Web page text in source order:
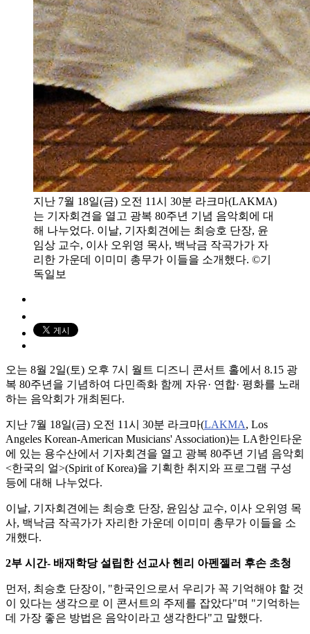
지난 7월 18일(금) 오전 11시 30분 라크마(LAKMA)
는 기자회견을 열고 광복 80주년 기념 음악회에 대
해 나누었다. 이날, 기자회견에는 최승호 단장, 윤
임상 교수, 이사 오위영 목사, 백낙금 작곡가가 자
리한 가운데 이미미 총무가 이들을 소개했다. ©기
독일보
오는 8월 2일(토) 오후 7시 월트 디즈니 콘서트 홀에서 8.15 광
복 80주년을 기념하여 다민족화 함께 자유· 연합· 평화를 노래
하는 음악회가 개최된다.
지난 7월 18일(금) 오전 11시 30분 라크마(LAKMA, Los
Angeles Korean-American Musicians' Association)는 LA한인타운
에 있는 용수산에서 기자회견을 열고 광복 80주년 기념 음악회
<한국의 얼>(Spirit of Korea)을 기획한 취지와 프로그램 구성
등에 대해 나누었다.
이날, 기자회견에는 최승호 단장, 윤임상 교수, 이사 오위영 목
사, 백낙금 작곡가가 자리한 가운데 이미미 총무가 이들을 소
개했다.
2부 시간- 배재학당 설립한 선교사 헨리 아펜젤러 후손 초청
먼저, 최승호 단장이, "한국인으로서 우리가 꼭 기억해야 할 것
이 있다는 생각으로 이 콘서트의 주제를 잡았다"며 "기억하는
데 가장 좋은 방법은 음악이라고 생각한다"고 말했다.